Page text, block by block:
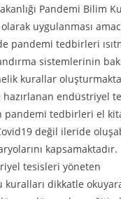
Pandemi Bilim
uygulanması
pandemi tedbirleri
sistemlerinin
kurallar
hazırlanan endüstriyel
tedbirleri el
değil ileride
kapsamaktadır.
tesisleri yöneten
dikkatle